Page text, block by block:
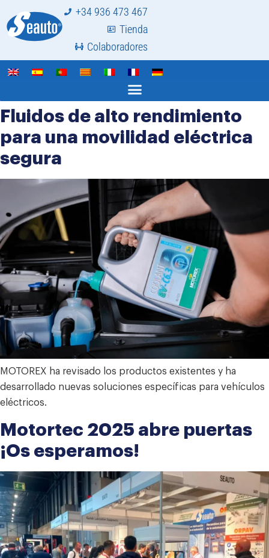
+34 936 473 467
Tienda
Colaboradores
Fluidos de alto rendimiento
para una movilidad eléctrica
segura
MOTOREX ha revisado los productos existentes y ha
desarrollado nuevas soluciones específicas para vehículos
eléctricos.
Motortec 2025 abre puertas
¡Os esperamos!